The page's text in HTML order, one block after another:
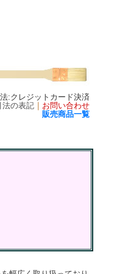
:クレジットカード決済
法の表記｜ お問い合わせ
販売商品一覧